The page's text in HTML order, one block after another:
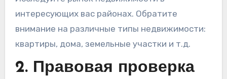
интересующих вас районах. Обратите
внимание на различные типы недвижимости:
квартиры, дома, земельные участки и т.д.
2. Правовая проверка